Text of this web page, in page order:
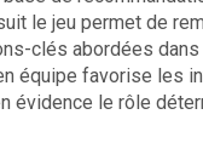
le jeu permet de
clés abordées
équipe favorise les
évidence le rôle